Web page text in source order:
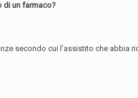
di un farmaco?
secondo cui l’assistito che abbia